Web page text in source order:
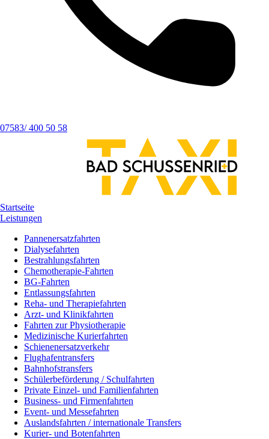
07583/ 400 50 58
Startseite
Leistungen
Pannenersatzfahrten
Dialysefahrten
Bestrahlungsfahrten
Chemotherapie-Fahrten
BG-Fahrten
Entlassungsfahrten
Reha- und Therapiefahrten
Arzt- und Klinikfahrten
Fahrten zur Physiotherapie
Medizinische Kurierfahrten
Schienenersatzverkehr
Flughafentransfers
Bahnhofstransfers
Schülerbeförderung / Schulfahrten
Private Einzel- und Familienfahrten
Business- und Firmenfahrten
Event- und Messefahrten
Auslandsfahrten / internationale Transfers
Kurier- und Botenfahrten